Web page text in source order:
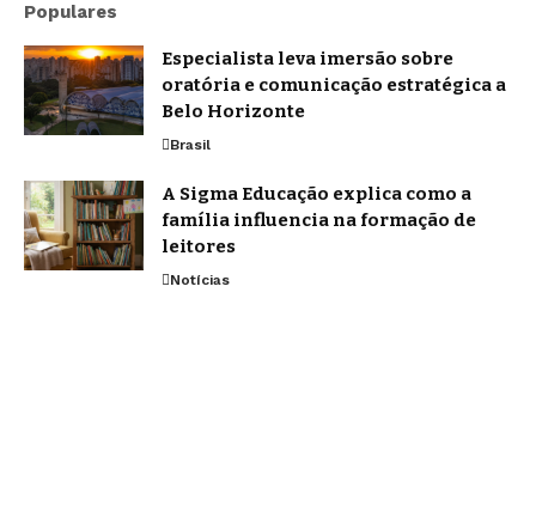
Populares
Especialista leva imersão sobre
oratória e comunicação estratégica a
Belo Horizonte
Brasil
A Sigma Educação explica como a
família influencia na formação de
leitores
Notícias